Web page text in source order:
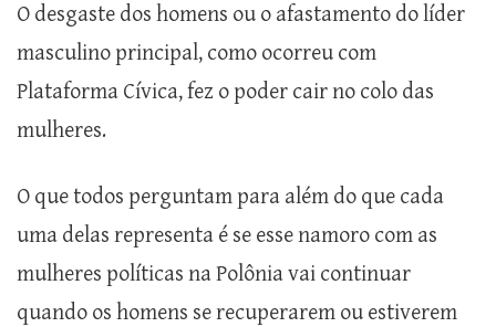
O desgaste dos homens ou o afastamento do líder
masculino principal, como ocorreu com
Plataforma Cívica, fez o poder cair no colo das
mulheres.
O que todos perguntam para além do que cada
uma delas representa é se esse namoro com as
mulheres políticas na Polônia vai continuar
quando os homens se recuperarem ou estiverem